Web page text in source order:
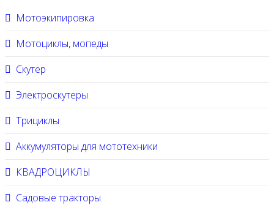
Мотоэкипировка
Мотоциклы, мопеды
Скутер
Электроскутеры
Трициклы
Аккумуляторы для мототехники
КВАДРОЦИКЛЫ
Садовые тракторы